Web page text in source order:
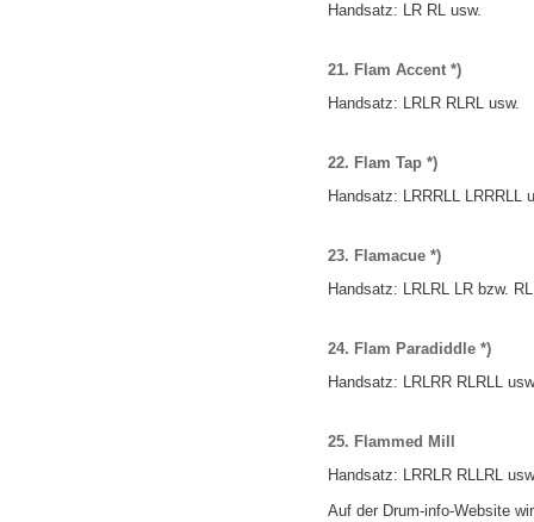
Handsatz: LR RL usw.
21. Flam Accent *)
Handsatz: LRLR RLRL usw.
22. Flam Tap *)
Handsatz: LRRRLL LRRRLL
23. Flamacue *)
Handsatz: LRLRL LR bzw.
24. Flam Paradiddle *)
Handsatz: LRLRR RLRLL
25. Flammed Mill
Handsatz: LRRLR RLLRL
Auf der Drum-info-Website